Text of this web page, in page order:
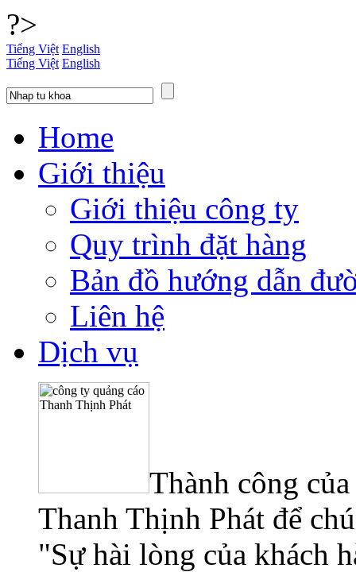
?>
Tiếng Việt English
Tiếng Việt English
Home
Giới thiệu
Giới thiệu công ty
Quy trình đặt hàng
Bản đồ hướng dẫn
Liên hệ
Dịch vụ
Thành công
Thanh Thịnh Phát để
"Sự hài lòng của khách